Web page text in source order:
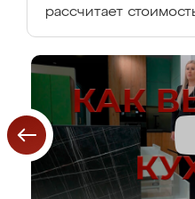
рассчитает